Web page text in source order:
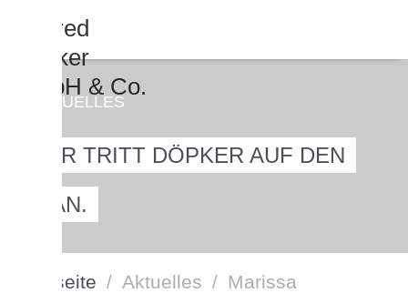
AKTUELLES
HIER TRITT DÖPKER AUF DEN
PLAN.
Startseite Aktuelles
Marissa